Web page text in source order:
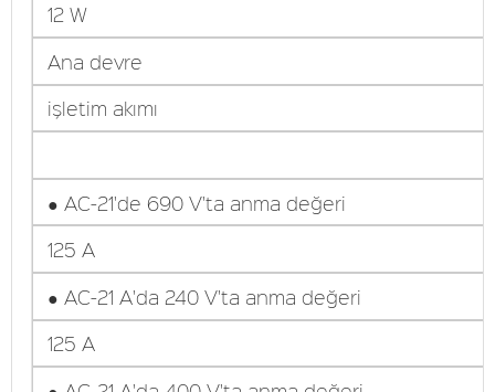
12 W
Ana devre
işletim akımı
● AC-21'de 690 V'ta anma değeri
125 A
● AC-21 A'da 240 V'ta anma değeri
125 A